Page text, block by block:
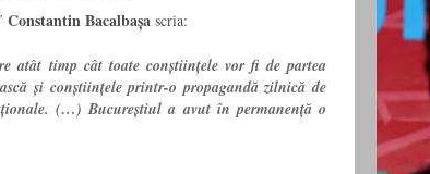
Constantin Bacalbașa scria:
atât timp cât toate conștiințele vor fi de partea
și conștiințele printr-o propagandă zilnică de
(…) Bucureștiul a avut în permanență o